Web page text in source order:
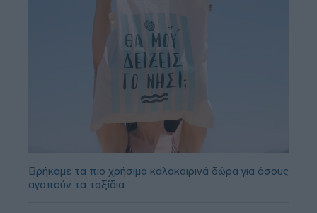
Βρήκαμε τα πιο χρήσιμα καλοκαιρινά δώρα για όσους
αγαπούν τα ταξίδια